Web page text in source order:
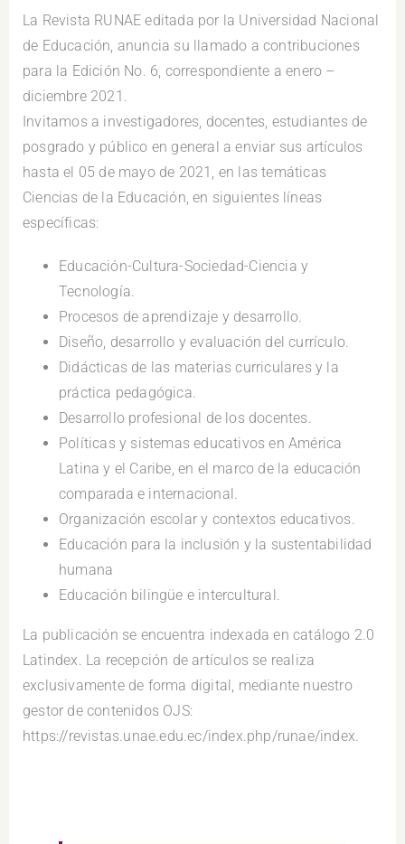
La Revista RUNAE editada por la Universidad Nacional
de Educación, anuncia su llamado a contribuciones
para la Edición No. 6, correspondiente a enero –
diciembre 2021.
Invitamos a investigadores, docentes, estudiantes de
posgrado y público en general a enviar sus artículos
hasta el 05 de mayo de 2021, en las temáticas
Ciencias de la Educación, en siguientes líneas
específicas:
Educación-Cultura-Sociedad-Ciencia y
Tecnología.
Procesos de aprendizaje y desarrollo.
Diseño, desarrollo y evaluación del currículo.
Didácticas de las materias curriculares y la
práctica pedagógica.
Desarrollo profesional de los docentes.
Políticas y sistemas educativos en América
Latina y el Caribe, en el marco de la educación
comparada e internacional.
Organización escolar y contextos educativos.
Educación para la inclusión y la sustentabilidad
humana
Educación bilingüe e intercultural.
La publicación se encuentra indexada en catálogo 2.0
Latindex. La recepción de artículos se realiza
exclusivamente de forma digital, mediante nuestro
gestor de contenidos OJS:
https://revistas.unae.edu.ec/index.php/runae/index.